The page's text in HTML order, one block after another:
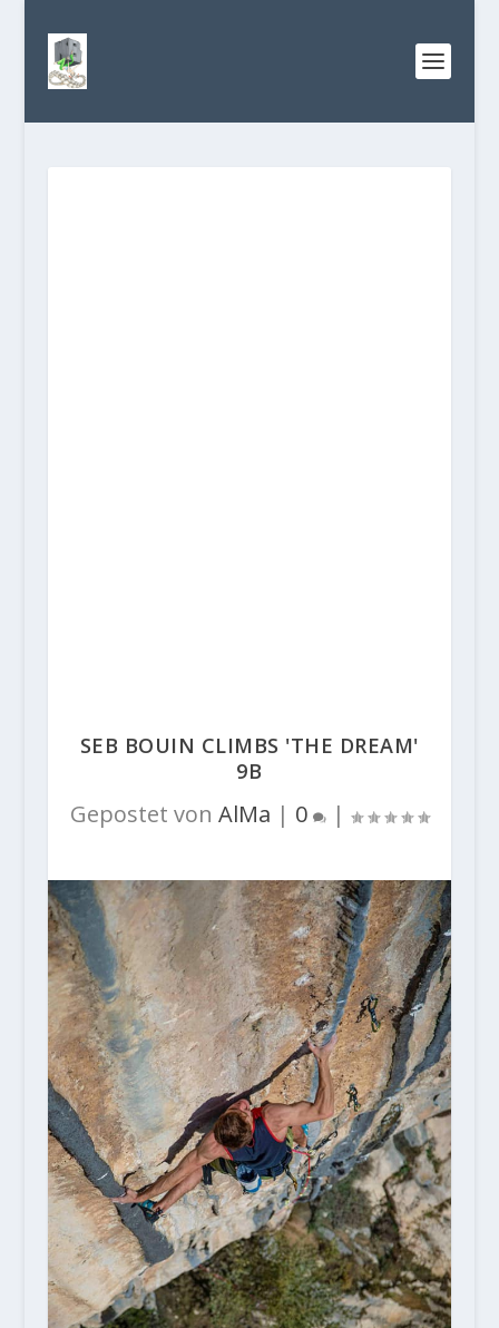
SEB BOUIN CLIMBS 'THE DREAM'
9B
Gepostet von AlMa | 0 |